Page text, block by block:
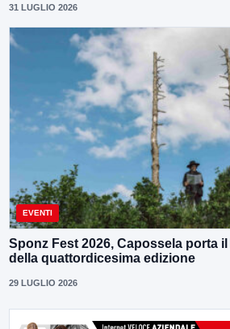
31 LUGLIO 2026
EVENTI
Sponz Fest 2026, Capossela porta
della quattordicesima edizione
29 LUGLIO 2026